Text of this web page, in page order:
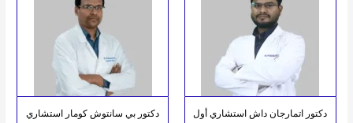
دكتور اتمارجان داش استشاري أول
دكتور بي سانتوش كومار استشاري